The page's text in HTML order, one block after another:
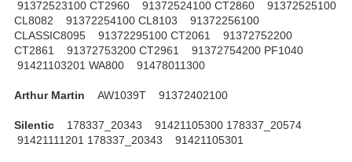
91372523100 CT2960 91372524100 CT2860 91372525100
CL8082 91372254100 CL8103 91372256100
CLASSIC8095 91372295100 CT2061 91372752200
CT2861 91372753200 CT2961 91372754200 PF1040
91421103201 WA800 91478011300
Arthur Martin AW1039T 91372402100
Silentic 178337_20343 91421105300 178337_20574
91421111201 178337_20343 91421105301